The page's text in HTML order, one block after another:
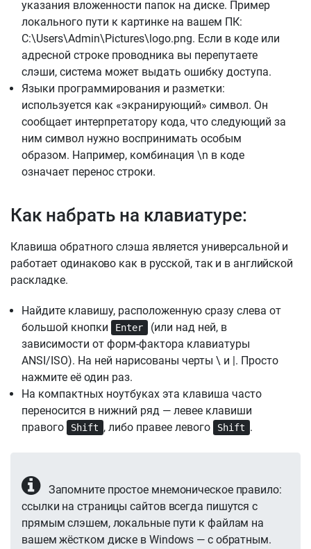
указания вложенности папок на диске. Пример
локального пути к картинке на вашем ПК:
C:\Users\Admin\Pictures\logo.png. Если в коде или
адресной строке проводника вы перепутаете
слэши, система может выдать ошибку доступа.
Языки программирования и разметки:
используется как «экранирующий» символ. Он
сообщает интерпретатору кода, что следующий за
ним символ нужно воспринимать особым
образом. Например, комбинация \n в коде
означает перенос строки.
Как набрать на клавиатуре:
Клавиша обратного слэша является универсальной и
работает одинаково как в русской, так и в английской
раскладке.
Найдите клавишу, расположенную сразу слева от
большой кнопки
Enter
(или над ней, в
зависимости от форм-фактора клавиатуры
ANSI/ISO). На ней нарисованы черты \ и |. Просто
нажмите её один раз.
На компактных ноутбуках эта клавиша часто
переносится в нижний ряд — левее клавиши
правого
Shift , либо правее левого Shift .
Запомните простое мнемоническое правило:
ссылки на страницы сайтов всегда пишутся с
прямым слэшем, локальные пути к файлам на
вашем жёстком диске в Windows — с обратным.